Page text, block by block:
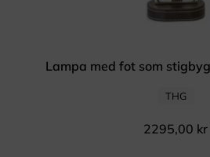
Lampa med fot som
THG
2295,00 kr